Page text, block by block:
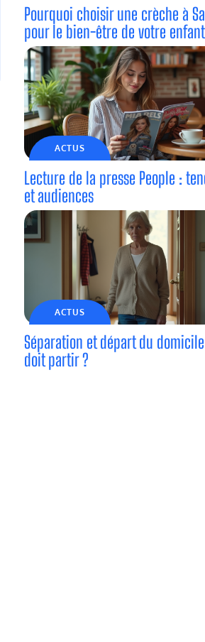
Pourquoi choisir une crèche à
pour le bien-être de votre enfant
ACTUS
Lecture de la presse People :
et audiences
ACTUS
Séparation et départ du
doit partir ?